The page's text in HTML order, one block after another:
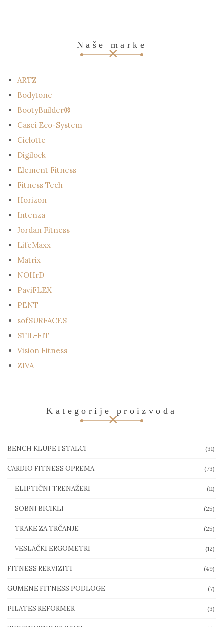
Naše marke
ARTZ
Bodytone
BootyBuilder®
Casei Eco-System
Ciclotte
Digilock
Element Fitness
Fitness Tech
Horizon
Intenza
Jordan Fitness
LifeMaxx
Matrix
NOHrD
PaviFLEX
PENT
sofSURFACES
STIL-FIT
Vision Fitness
ZIVA
Kategorije proizvoda
BENCH KLUPE I STALCI (31)
CARDIO FITNESS OPREMA (73)
ELIPTIČNI TRENAŽERI (11)
SOBNI BICIKLI (25)
TRAKE ZA TRČANJE (25)
VESLAČKI ERGOMETRI (12)
FITNESS REKVIZITI (49)
GUMENE FITNESS PODLOGE (7)
PILATES REFORMER (3)